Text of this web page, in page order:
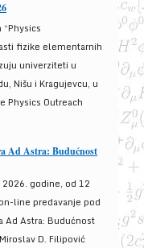
fizike elementarnih
univerziteti u
Nišu i Kragujevcu, u
Physics Outreach
Ad Astra: Budućnost
godine, od 12
line predavanje pod
Ad Astra: Budućnost
D. Filipović